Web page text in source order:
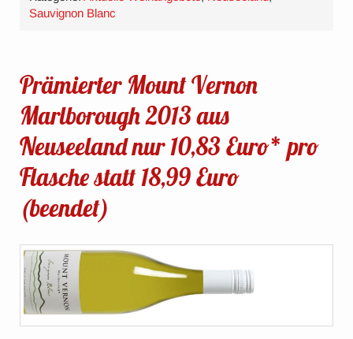
Sauvignon Blanc
Prämierter Mount Vernon
Marlborough 2013 aus
Neuseeland nur 10,83 Euro* pro
Flasche statt 18,99 Euro
(beendet)